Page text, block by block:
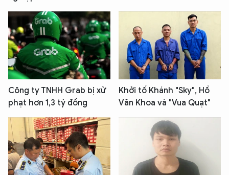
Công ty TNHH Grab bị xử
phạt hơn 1,3 tỷ đồng
Khởi tố Khánh "Sky", Hồ
Văn Khoa và "Vua Quạt"